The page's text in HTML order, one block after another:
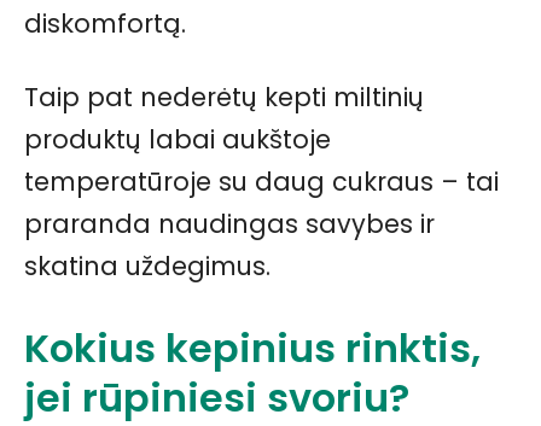
diskomfortą.
Taip pat nederėtų kepti miltinių
produktų labai aukštoje
temperatūroje su daug cukraus – tai
praranda naudingas savybes ir
skatina uždegimus.
Kokius kepinius rinktis,
jei rūpiniesi svoriu?